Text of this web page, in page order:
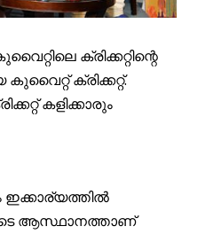
ക്രിക്കറ്റിന്റെ
ക്രിക്കറ്റ്.
കളിക്കാരും
ഇക്കാര്യത്തിൽ
ആസ്ഥാനത്താണ്